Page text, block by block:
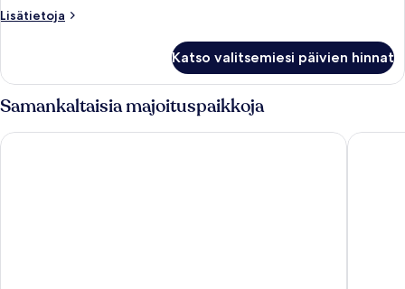
Lisätietoja
Lisätietoja
makuuhuonetta,
esteetön
Katso valitsemiesi päivien hinnat
Samankaltaisia majoituspaikkoja
Sheraton Vistana Resort Villas, Lake Buena Vista/OrlandoHoliday